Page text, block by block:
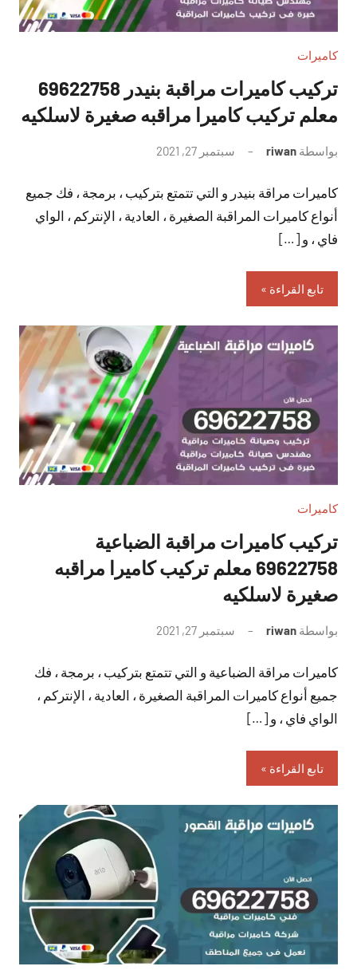
كاميرات
تركيب كاميرات مراقبة بنيدر 69622758
معلم تركيب كاميرا مراقبه صغيرة لاسلكيه
بواسطة riwan سبتمبر 27, 2021
تعليقات
كاميرات مراقة بنيدر و التي تتمتع بتركيب ، برمجة ، فك جميع
أنواع كاميرات المراقبة الصغيرة ، العادية ، الإنتركم ، الواي
فاي ، و […]
تابع القراءة
كاميرات
تركيب كاميرات مراقبة الضباعية
69622758 معلم تركيب كاميرا مراقبه
صغيرة لاسلكيه
بواسطة riwan سبتمبر 27, 2021
تعليقات
كاميرات مراقة الضباعية و التي تتمتع بتركيب ، برمجة ، فك
جميع أنواع كاميرات المراقبة الصغيرة ، العادية ، الإنتركم ،
الواي فاي ، و […]
تابع القراءة